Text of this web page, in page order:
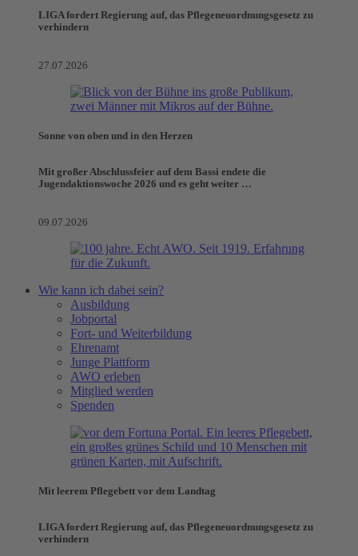
LIGA fordert Regierung auf, das Pflegeneuordnungsgesetz zu
verhindern
27.07.2026
Sonne von oben und in den Herzen
Mit großer Abschlussfeier auf dem Bassi endete die
Jugendaktionswoche 2026 und es geht weiter …
09.07.2026
Wie kann ich dabei sein?
Ausbildung
Jobportal
Fort- und Weiterbildung
Ehrenamt
Junge Plattform
AWO erleben
Mitglied werden
Spenden
Mit leerem Pflegebett vor dem Landtag
LIGA fordert Regierung auf, das Pflegeneuordnungsgesetz zu
verhindern